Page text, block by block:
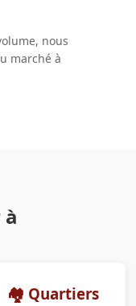
nous
marché à
🏘️ Quartiers